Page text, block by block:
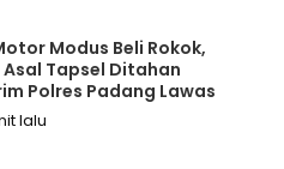
Modus Beli Rokok,
Asal Tapsel Ditahan
Polres Padang Lawas
lalu